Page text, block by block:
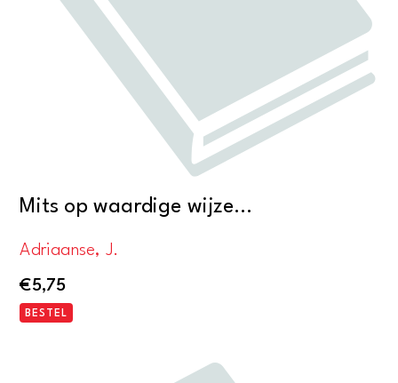
Mits op waardige wijze…
Adriaanse, J.
€5,75
BESTEL